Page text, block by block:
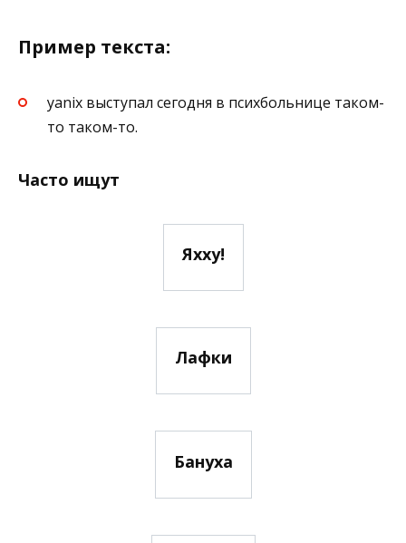
Пример текста:
yanix выступал сегодня в психбольнице таком-
то таком-то.
Часто ищут
Яхху!
Лафки
Бануха